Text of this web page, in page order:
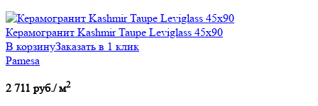
Керамогранит Kashmir Taupe Leviglass 45x90
В корзинуЗаказать в 1 клик
Pamesa
2 711 руб./ м2